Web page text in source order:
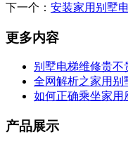
下一个： 安装家用别墅
更多内容
别墅电梯维修贵不
全网解析之家用别
如何正确乘坐家用
产品展示